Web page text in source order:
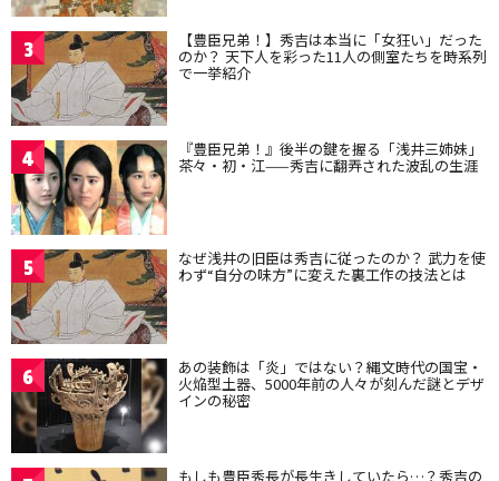
3 【豊臣兄弟！】秀吉は本当に「女狂い」だった
のか？ 天下人を彩った11人の側室たちを時系列
で一挙紹介
4 『豊臣兄弟！』後半の鍵を握る「浅井三姉妹」
茶々・初・江——秀吉に翻弄された波乱の生涯
5 なぜ浅井の旧臣は秀吉に従ったのか？ 武力を使
わず“自分の味方”に変えた裏工作の技法とは
6 あの装飾は「炎」ではない？縄文時代の国宝・
火焔型土器、5000年前の人々が刻んだ謎とデザ
インの秘密
もしも豊臣秀長が長生きしていたら…？秀吉の